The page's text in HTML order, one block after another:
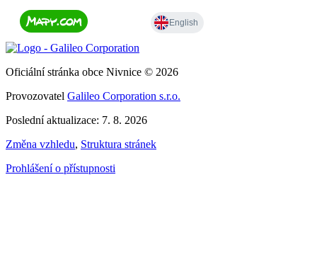
Oficiální stránka obce Nivnice © 2026
Provozovatel Galileo Corporation s.r.o.
Poslední aktualizace: 7. 8. 2026
Změna vzhledu, Struktura stránek
Prohlášení o přístupnosti